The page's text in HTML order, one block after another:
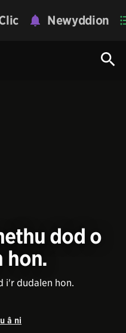
Newyddion
dod o
hon.
i'r dudalen hon.
â ni